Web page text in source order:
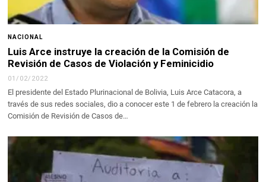
NACIONAL
Luis Arce instruye la creación de la Comisión de
Revisión de Casos de Violación y Feminicidio
01/02/2022
El presidente del Estado Plurinacional de Bolivia, Luis Arce Catacora, a
través de sus redes sociales, dio a conocer este 1 de febrero la creación la
Comisión de Revisión de Casos de…